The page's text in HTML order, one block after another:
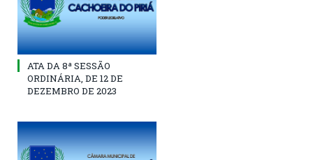
ATA DA 8ª SESSÃO
ORDINÁRIA, DE 12 DE
DEZEMBRO DE 2023